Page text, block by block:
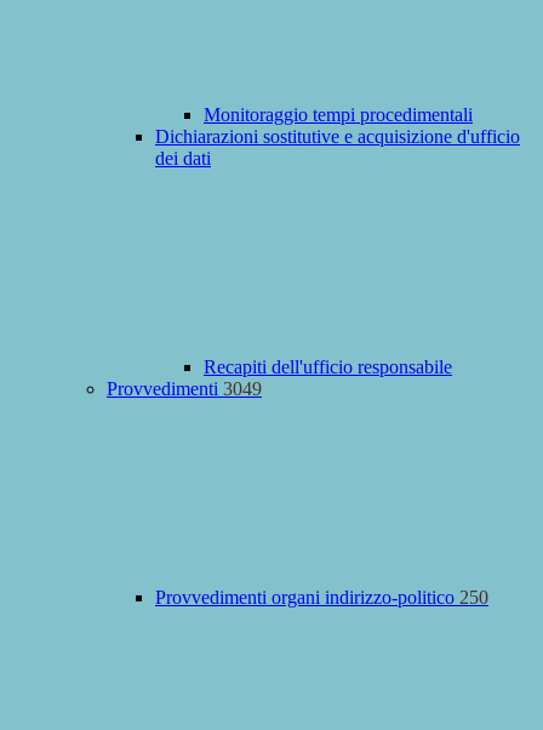
Monitoraggio tempi procedimentali
Dichiarazioni sostitutive e acquisizione d'ufficio
dei dati
Recapiti dell'ufficio responsabile
Provvedimenti 3049
Provvedimenti organi indirizzo-politico 250